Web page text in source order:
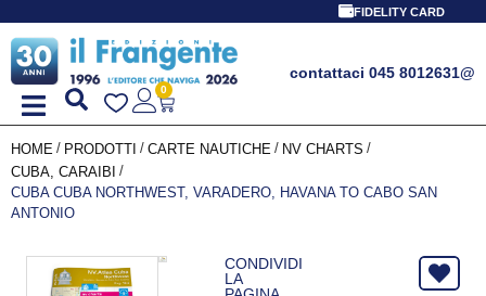
FIDELITY CARD
contattaci 045 8012631@
0
HOME / PRODOTTI / CARTE NAUTICHE / NV CHARTS /
CUBA, CARAIBI /
CUBA CUBA NORTHWEST, VARADERO, HAVANA TO CABO SAN
ANTONIO
CONDIVIDI
LA